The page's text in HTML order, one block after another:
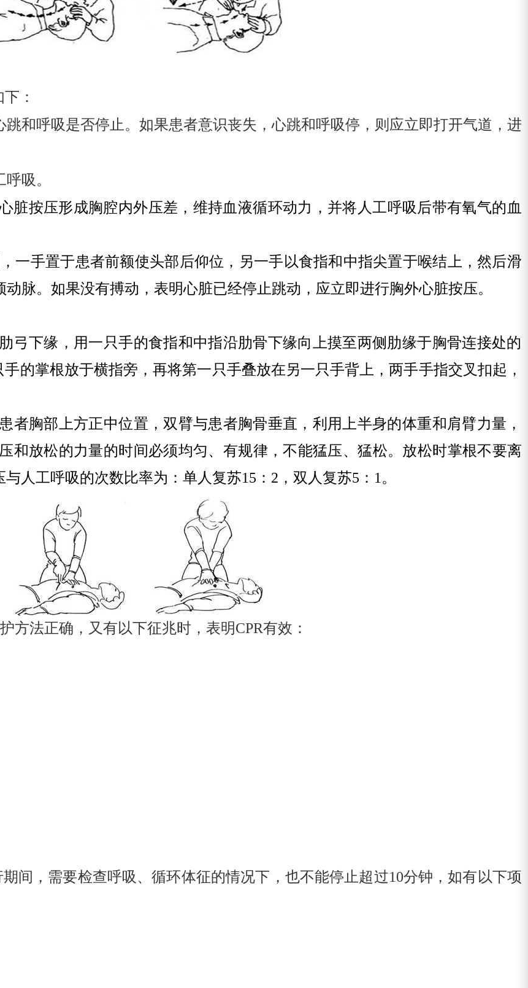
：
和呼吸是否停止。如果患者意识丧失，心跳和呼吸停，则应立即打开气道，进
吸。
脏按压形成胸腔内外压差，维持血液循环动力，并将人工呼吸后带有氧气的血
一手置于患者前额使头部后仰位，另一手以食指和中指尖置于喉结上，然后滑
脉。如果没有搏动，表明心脏已经停止跳动，应立即进行胸外心脏按压。
弓下缘，用一只手的食指和中指沿肋骨下缘向上摸至两侧肋缘于胸骨连接处的
的掌根放于横指旁，再将第一只手叠放在另一只手背上，两手手指交叉扣起，
者胸部上方正中位置，双臂与患者胸骨垂直，利用上半身的体重和肩臂力量，
和放松的力量的时间必须均匀、有规律，不能猛压、猛松。放松时掌根不要离
与人工呼吸的次数比率为：单人复苏15 ： 2 ，双人复苏5 ： 1 。
方法正确，又有以下征兆时，表明CPR有效：
期间，需要检查呼吸、循环体征的情况下，也不能停止超过10分钟，如有以下项